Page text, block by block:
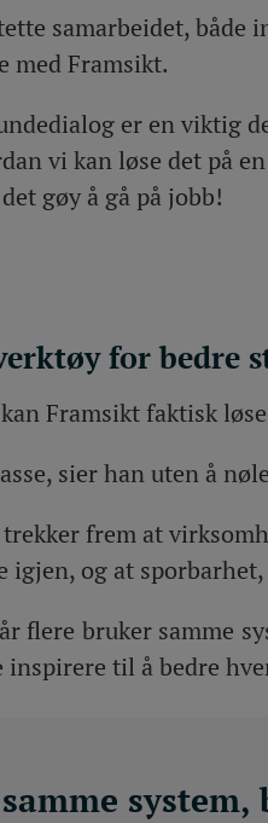
samarbeidet, både
med Framsikt.
er en viktig
vi kan løse det på
gøy å gå på jobb!
for bedre
Framsikt faktisk
sier han uten å
frem at
igjen, og at
flere bruker samme
inspirere til å bedre
system,